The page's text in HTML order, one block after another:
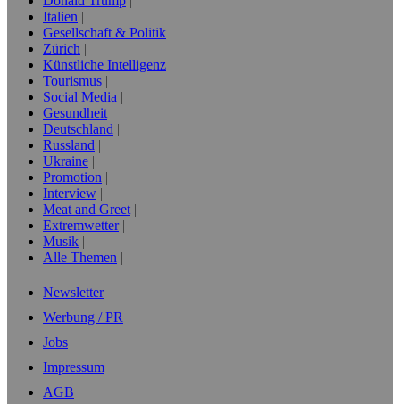
Italien
Gesellschaft & Politik
Zürich
Künstliche Intelligenz
Tourismus
Social Media
Gesundheit
Deutschland
Russland
Ukraine
Promotion
Interview
Meat and Greet
Extremwetter
Musik
Alle Themen
Newsletter
Werbung / PR
Jobs
Impressum
AGB